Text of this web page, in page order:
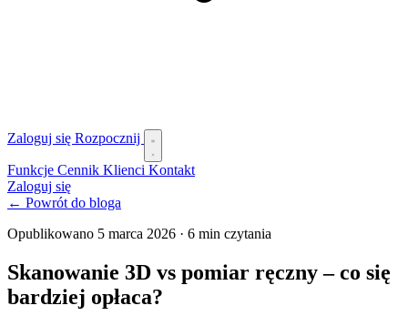
Zaloguj się Rozpocznij
Funkcje Cennik Klienci Kontakt
Zaloguj się
← Powrót do bloga
Opublikowano 5 marca 2026 · 6 min czytania
Skanowanie 3D vs pomiar ręczny – co się
bardziej opłaca?